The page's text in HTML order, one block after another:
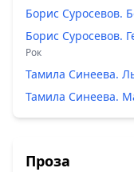
Борис Суросевов.
Борис Суросевов.
Рок
Тамила Синеева.
Тамила Синеева.
Проза